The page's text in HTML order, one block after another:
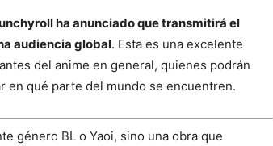
ha anunciado que transmitirá el
audiencia global. Esta es una excelente
del anime en general, quienes podrán
en qué parte del mundo se encuentren.
género BL o Yaoi, sino una obra que